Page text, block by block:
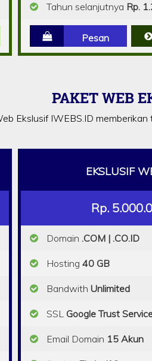
Tahun selanjutnya Rp.
Pesan
PAKET WEB
Ekslusif IWEBS.ID
EKSLUSIF
Rp.
Domain .COM | .CO.ID
Hosting40 GB
Bandwith Unlimited
SSL Google Trust
Email Domain 15 Akun